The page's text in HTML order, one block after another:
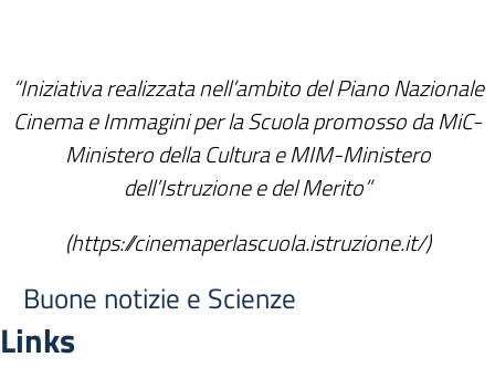
“Iniziativa realizzata nell’ambito del Piano Nazionale
Cinema e Immagini per la Scuola promosso da MiC-
Ministero della Cultura e MIM-Ministero
dell’Istruzione e del Merito”
(https://cinemaperlascuola.istruzione.it/)
Buone notizie e Scienze
Links